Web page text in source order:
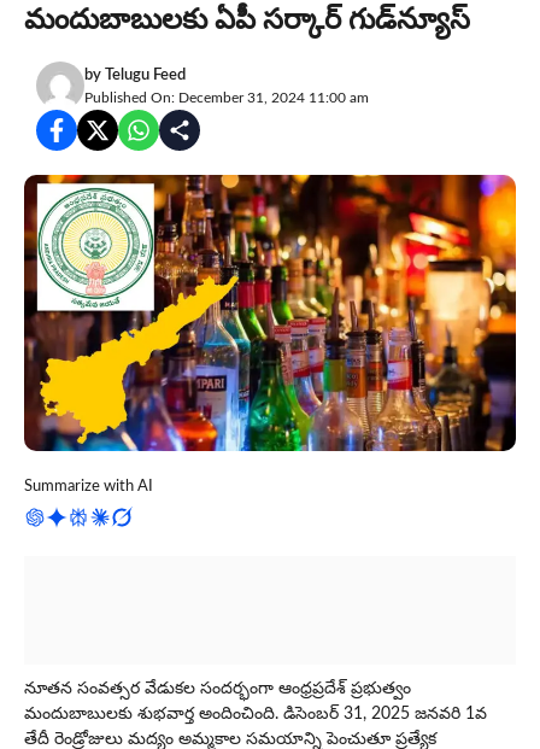
మందుబాబుల‌కు ఏపీ స‌ర్కార్ గుడ్‌న్యూస్‌
by Telugu Feed
Published On: December 31, 2024 11:00 am
Summarize with AI
నూతన సంవత్సర వేడుకల సందర్భంగా ఆంధ్రప్రదేశ్‌ ప్రభుత్వం
మందుబాబులకు శుభవార్త అందించింది. డిసెంబ‌ర్ 31, 2025 జ‌న‌వ‌రి 1వ
తేదీ రెండ్రోజులు మద్యం అమ్మకాల సమయాన్ని పెంచుతూ ప్రత్యేక